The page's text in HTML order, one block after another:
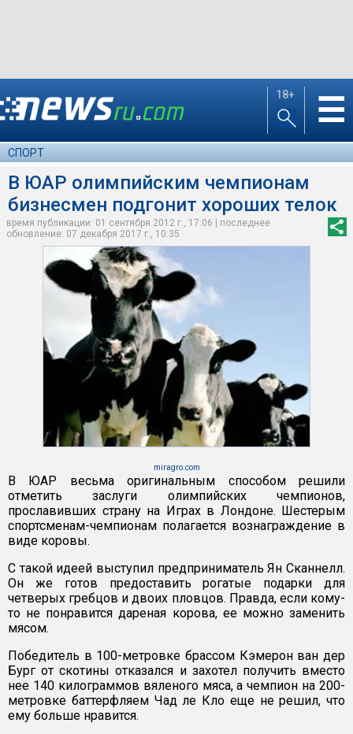
18+ ☰
СПОРТ
В ЮАР олимпийским чемпионам
бизнесмен подгонит хороших телок
время публикации: 01 сентября 2012 г., 17:06 | последнее
обновление: 07 декабря 2017 г., 10:35
miragro.com
В ЮАР весьма оригинальным способом решили
отметить заслуги олимпийских чемпионов,
прославивших страну на Играх в Лондоне. Шестерым
спортсменам-чемпионам полагается вознаграждение в
виде коровы.
С такой идеей выступил предприниматель Ян Сканнелл.
Он же готов предоставить рогатые подарки для
четверых гребцов и двоих пловцов. Правда, если кому-
то не понравится дареная корова, ее можно заменить
мясом.
Победитель в 100-метровке брассом Кэмерон ван дер
Бург от скотины отказался и захотел получить вместо
нее 140 килограммов вяленого мяса, а чемпион на 200-
метровке баттерфляем Чад ле Кло еще не решил, что
ему больше нравится.